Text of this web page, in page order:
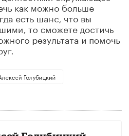
как можно больше
есть шанс, что вы
то сможете достичь
результата и помочь
Голубицкий